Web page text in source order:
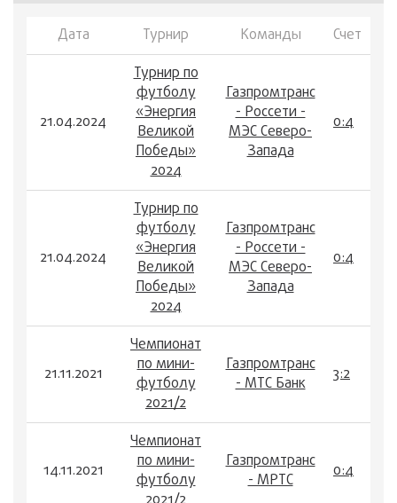
Дата Турнир Команды Счет
21.04.2024
Турнир по
футболу
«Энергия
Великой
Победы»
2024
Газпромтранс
- Россети -
МЭС Северо-
Запада
0:4
21.04.2024
Турнир по
футболу
«Энергия
Великой
Победы»
2024
Газпромтранс
- Россети -
МЭС Северо-
Запада
0:4
21.11.2021
Чемпионат
по мини-
футболу
2021/2
Газпромтранс
- МТС Банк
3:2
14.11.2021
Чемпионат
по мини-
футболу
Газпромтранс
- МРТС
0:4